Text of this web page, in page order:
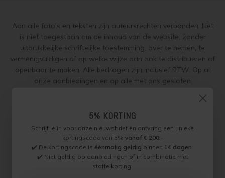
Aan alle foto's en teksten zijn auteursrechten verbonden. Het
is niet toegestaan om de inhoud van de website, zonder
uitdrukkelijke schriftelijke toestemming, over te nemen, te
vermenigvuldigen of op welke wijze dan ook te distribueren of
openbaar te maken. Alle bedragen zijn inclusief BTW. Op al
onze aanbiedingen en op alle met ons gesloten
en de
Aanvullende Voorwaarden van toepassing. Onze adviezen
worden naar beste weten verstrekt, toepassing is altijd op
eigen verantwoordelijkheid.
Jotun Specialist, Onderdeel van Paint Productions.
5% KORTING
Schrijf je in voor onze nieuwsbrief en ontvang een unieke
kortingscode van 5% vanaf € 200,-
✔️ De kortingscode is éénmalig geldig binnen 14 dagen.
✔️ Niet geldig op aanbiedingen of in combinatie met
staffelkorting.